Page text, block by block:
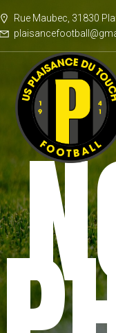
Rue Maubec, 31830